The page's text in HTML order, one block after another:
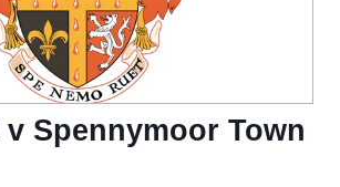
Spennymoor Town